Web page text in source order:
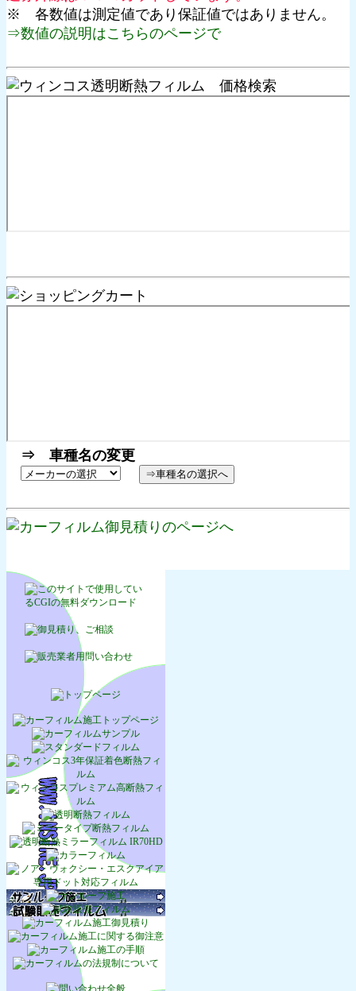
※ 各数値は測定値であり保証値ではありません。
⇒数値の説明はこちらのページで
⇒ 車種名の変更